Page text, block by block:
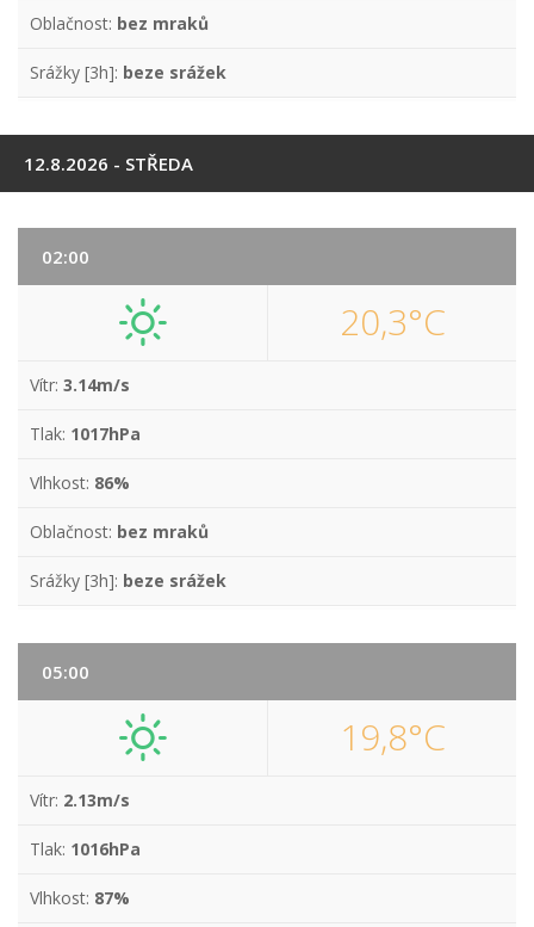
Oblačnost: bez mraků
Srážky [3h]: beze srážek
12.8.2026 - STŘEDA
02:00
20,3°C
Vítr: 3.14m/s
Tlak: 1017hPa
Vlhkost: 86%
Oblačnost: bez mraků
Srážky [3h]: beze srážek
05:00
19,8°C
Vítr: 2.13m/s
Tlak: 1016hPa
Vlhkost: 87%